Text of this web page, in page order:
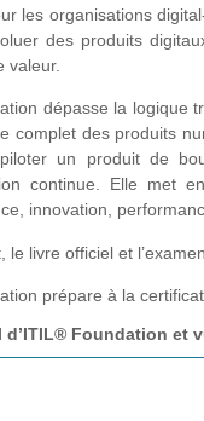
les organisations
des produits
valeur.
dépasse la logique
complet des produits
un produit de
continue. Elle met
innovation,
le livre officiel et
prépare à la
d’ITIL® Foundation et